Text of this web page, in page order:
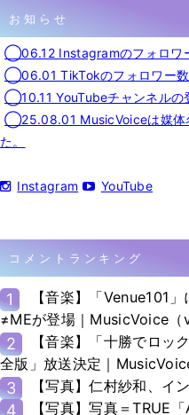
お知らせ
◯06.12 Instagramのフォロワ
◯06.01 TikTokのフォロワー数
◯10.11 YouTubeチャンネルの
◯25.08.01 MusicVoiceは媒体
た。
Instagram YouTube
コメントランキング
1
【音楽】「Venue101
≠MEが登場｜MusicVoice（
2
【音楽】「十勝でロッ
全版」放送決定｜
3 【写真】仁村紗和、イ
4
【写真】写真＝TRUE